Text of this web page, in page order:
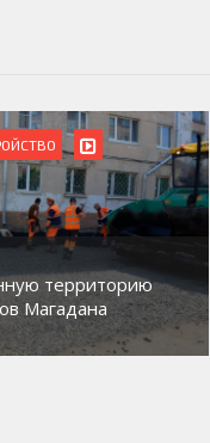
территорию
Магадана